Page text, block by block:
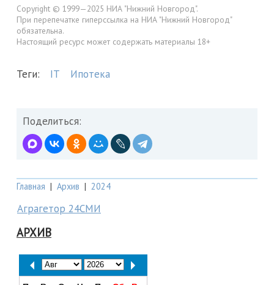
Copyright © 1999—2025 НИА "Нижний Новгород".
При перепечатке гиперссылка на НИА "Нижний Новгород"
обязательна.
Настоящий ресурс может содержать материалы 18+
Теги: IT Ипотека
Поделиться:
Главная | Архив | 2024
Аграгетор 24СМИ
АРХИВ